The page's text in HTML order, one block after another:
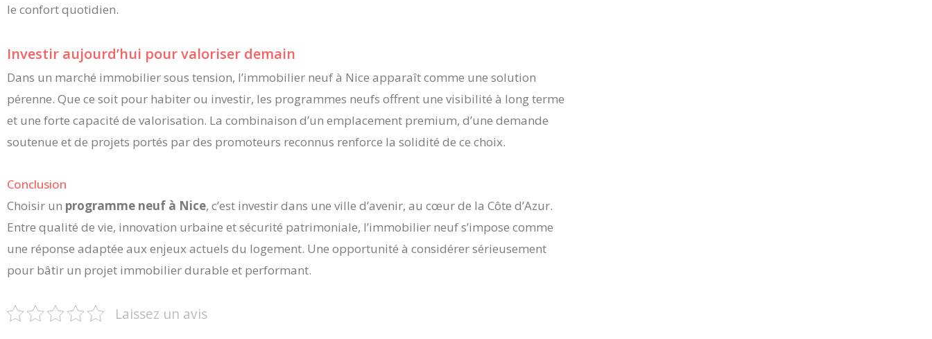
le confort quotidien.
Investir aujourd’hui pour valoriser demain
Dans un marché immobilier sous tension, l’immobilier neuf à Nice apparaît comme une solution
pérenne. Que ce soit pour habiter ou investir, les programmes neufs offrent une visibilité à long terme
et une forte capacité de valorisation. La combinaison d’un emplacement premium, d’une demande
soutenue et de projets portés par des promoteurs reconnus renforce la solidité de ce choix.
Conclusion
Choisir un programme neuf à Nice, c’est investir dans une ville d’avenir, au cœur de la Côte d’Azur.
Entre qualité de vie, innovation urbaine et sécurité patrimoniale, l’immobilier neuf s’impose comme
une réponse adaptée aux enjeux actuels du logement. Une opportunité à considérer sérieusement
pour bâtir un projet immobilier durable et performant.
Laissez un avis